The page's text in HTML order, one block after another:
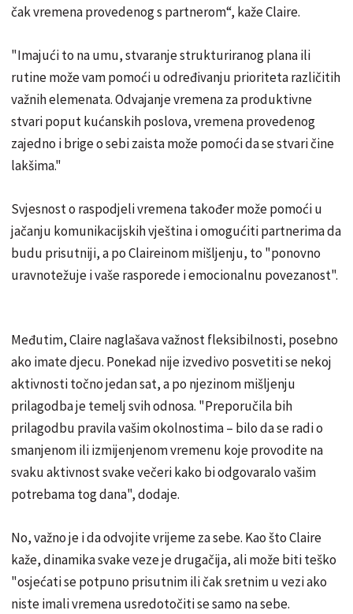
čak vremena provedenog s partnerom“, kaže Claire.
"Imajući to na umu, stvaranje strukturiranog plana ili
rutine može vam pomoći u određivanju prioriteta različitih
važnih elemenata. Odvajanje vremena za produktivne
stvari poput kućanskih poslova, vremena provedenog
zajedno i brige o sebi zaista može pomoći da se stvari čine
lakšima."
Svjesnost o raspodjeli vremena također može pomoći u
jačanju komunikacijskih vještina i omogućiti partnerima da
budu prisutniji, a po Claireinom mišljenju, to "ponovno
uravnotežuje i vaše rasporede i emocionalnu povezanost".
Međutim, Claire naglašava važnost fleksibilnosti, posebno
ako imate djecu. Ponekad nije izvedivo posvetiti se nekoj
aktivnosti točno jedan sat, a po njezinom mišljenju
prilagodba je temelj svih odnosa. "Preporučila bih
prilagodbu pravila vašim okolnostima – bilo da se radi o
smanjenom ili izmijenjenom vremenu koje provodite na
svaku aktivnost svake večeri kako bi odgovaralo vašim
potrebama tog dana", dodaje.
No, važno je i da odvojite vrijeme za sebe. Kao što Claire
kaže, dinamika svake veze je drugačija, ali može biti teško
"osjećati se potpuno prisutnim ili čak sretnim u vezi ako
niste imali vremena usredotočiti se samo na sebe.